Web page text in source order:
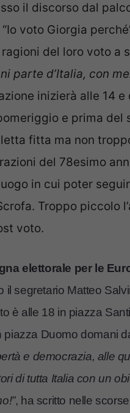
il discorso dal
voto Giorgia
del loro voto a
parte d’Italia, con
inizierà alle 14
e prima del
fitta ma non
del 78esimo
in cui poter
Troppo piccolo
voto.
elettorale per le
segretario Matteo
è alle 18 in piazza
piazza Duomo domani
e democrazia, alle
di tutta Italia con un
, ha scritto nelle